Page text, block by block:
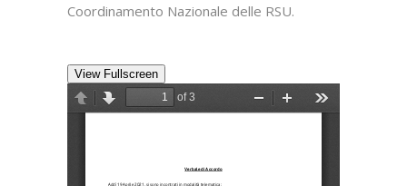
Coordinamento Nazionale delle RSU.
View Fullscreen